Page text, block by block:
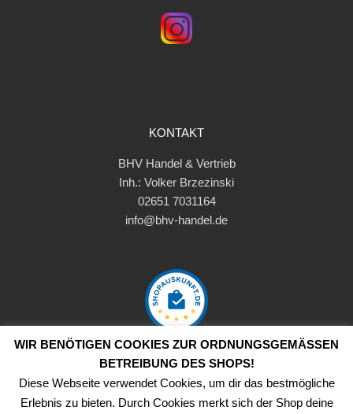
KONTAKT
BHV Handel & Vertrieb
Inh.: Volker Brzezinski
02651 7031164
info@bhv-handel.de
Copyright ©2026 BHV-Handel
WIR BENÖTIGEN COOKIES ZUR ORDNUNGSGEMÄSSEN B
ETREIBUNG DES SHOPS!
Diese Webseite verwendet Cookies, um dir das bestmögliche
Erlebnis zu bieten. Durch Cookies merkt sich der Shop deine